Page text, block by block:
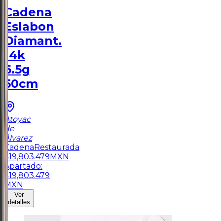
Cadena
Eslabon
Diamant.
14k
6.5g
50cm
Atoyac
de
Álvarez
Cadena Restaurada
$19,803.479 MXN
Apartado:
$19,803.479
MXN
Ver
detalles